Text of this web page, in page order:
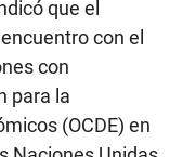
que el
con el
con
para la
(OCDE) en